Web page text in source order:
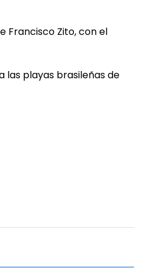
Francisco Zito, con el
las playas brasileñas de